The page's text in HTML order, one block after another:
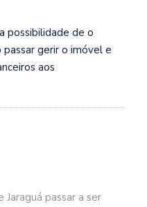
possibilidade de o
gerir o imóvel e
aos
passar a ser